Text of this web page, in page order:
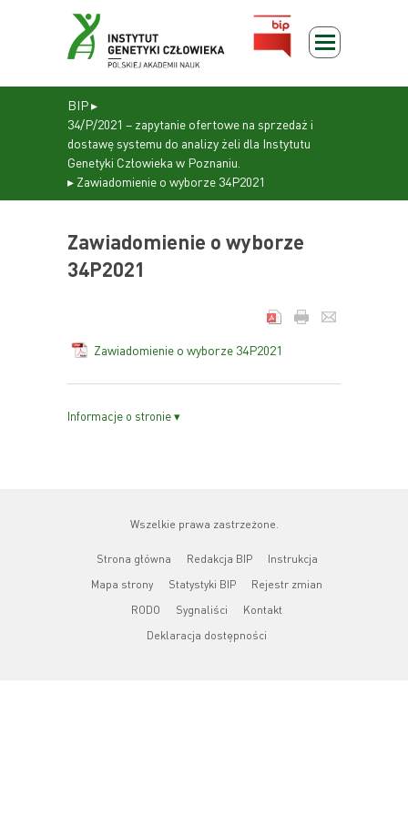
BIP▸
34/P/2021 – zapytanie ofertowe na sprzedaż i
dostawę systemu do analizy żeli dla Instytutu
Genetyki Człowieka w Poznaniu.
▸ Zawiadomienie o wyborze 34P2021
Zawiadomienie o wyborze
34P2021
Zawiadomienie o wyborze 34P2021
Informacje o stronie ▾
Wszelkie prawa zastrzeżone.
Strona główna Redakcja BIP
Instrukcja
Mapa strony
Statystyki BIP
Rejestr zmian
RODO
Sygnaliści
Kontakt
Deklaracja dostępności